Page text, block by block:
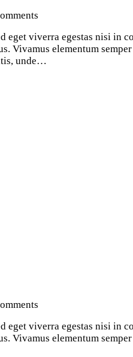
viverra egestas nisi in
elementum
unde…
viverra egestas nisi in
elementum